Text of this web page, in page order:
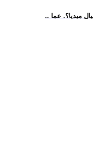
ميديا؟. عما